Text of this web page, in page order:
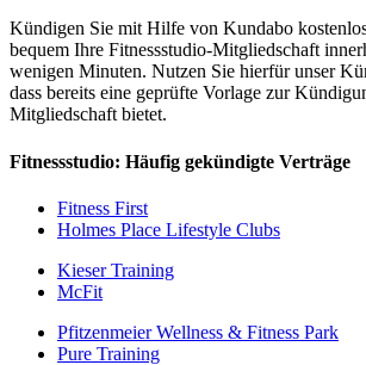
Kündigen Sie mit Hilfe von Kundabo
bequem Ihre Fitnessstudio-Mitgliedschaft
wenigen Minuten. Nutzen Sie hierfür unser
dass bereits eine geprüfte Vorlage zur
Mitgliedschaft bietet.
Fitnessstudio: Häufig gekündigte Verträge
Fitness First
Holmes Place Lifestyle Clubs
Kieser Training
McFit
Pfitzenmeier Wellness & Fitness Park
Pure Training